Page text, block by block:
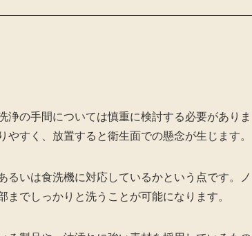
の手間については慎重に検討する必要がありま
すく、放置すると衛生面での懸念が生じます。
いは食洗機に対応しているかという点です。ノ
でしっかりと洗うことが可能になります。